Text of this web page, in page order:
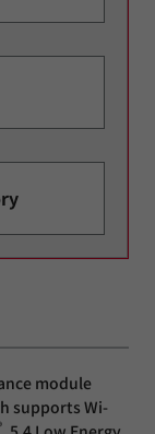
module
supports Wi-